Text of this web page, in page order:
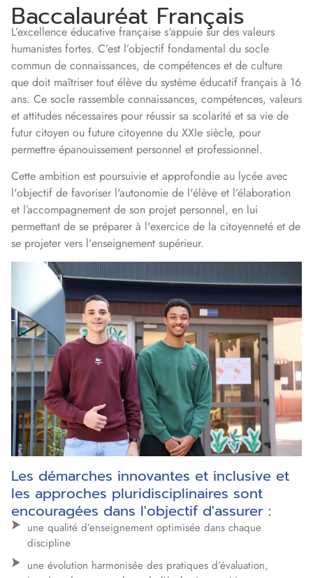
Baccalauréat Français
L’excellence éducative française s'appuie sur des valeurs
humanistes fortes. C’est l’objectif fondamental du socle
commun de connaissances, de compétences et de culture
que doit maîtriser tout élève du système éducatif français à 16
ans. Ce socle rassemble connaissances, compétences, valeurs
et attitudes nécessaires pour réussir sa scolarité et sa vie de
futur citoyen ou future citoyenne du XXIe siècle, pour
permettre épanouissement personnel et professionnel.
Cette ambition est poursuivie et approfondie au lycée avec
l'objectif de favoriser l'autonomie de l'élève et l’élaboration
et l’accompagnement de son projet personnel, en lui
permettant de se préparer à l'exercice de la citoyenneté et de
se projeter vers l'enseignement supérieur.
Les démarches innovantes et inclusive et
les approches pluridisciplinaires sont
encouragées dans l'objectif d'assurer :
une qualité d’enseignement optimisée dans chaque
discipline
une évolution harmonisée des pratiques d’évaluation,